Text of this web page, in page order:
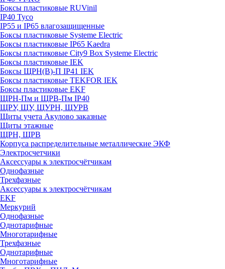
Боксы пластиковые RUVinil
IP40 Тусо
IP55 и IP65 влагозащищенные
Боксы пластиковые Systeme Electric
Боксы пластиковые IP65 Kaedra
Боксы пластиковые City9 Box Systeme Electric
Боксы пластиковые IEK
Боксы ЩРН(В)-П IP41 IEK
Боксы пластиковые TEKFOR IEK
Боксы пластиковые EKF
ЩРН-Пм и ЩРВ-Пм IP40
ЩРУ, ЩУ, ЩУРН, ЩУРВ
Щиты учета Акулово заказные
Щиты этажные
ЩРН, ЩРВ
Корпуса распределительные металлические ЭКФ
Электросчетчики
Аксессуары к электросчётчикам
Однофазные
Трехфазные
Аксессуары к электросчётчикам
EKF
Меркурий
Однофазные
Однотарифные
Многотарифные
Трехфазные
Однотарифные
Многотарифные